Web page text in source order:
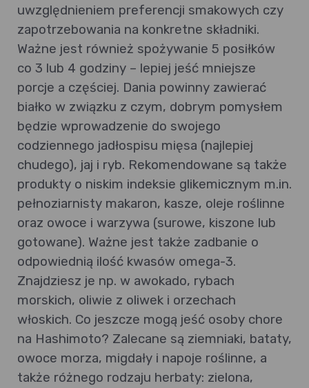
uwzględnieniem preferencji smakowych czy
zapotrzebowania na konkretne składniki.
Ważne jest również spożywanie 5 posiłków
co 3 lub 4 godziny – lepiej jeść mniejsze
porcje a częściej. Dania powinny zawierać
białko w związku z czym, dobrym pomysłem
będzie wprowadzenie do swojego
codziennego jadłospisu mięsa (najlepiej
chudego), jaj i ryb. Rekomendowane są także
produkty o niskim indeksie glikemicznym m.in.
pełnoziarnisty makaron, kasze, oleje roślinne
oraz owoce i warzywa (surowe, kiszone lub
gotowane). Ważne jest także zadbanie o
odpowiednią ilość kwasów omega-3.
Znajdziesz je np. w awokado, rybach
morskich, oliwie z oliwek i orzechach
włoskich. Co jeszcze mogą jeść osoby chore
na Hashimoto? Zalecane są ziemniaki, bataty,
owoce morza, migdały i napoje roślinne, a
także różnego rodzaju herbaty: zielona,